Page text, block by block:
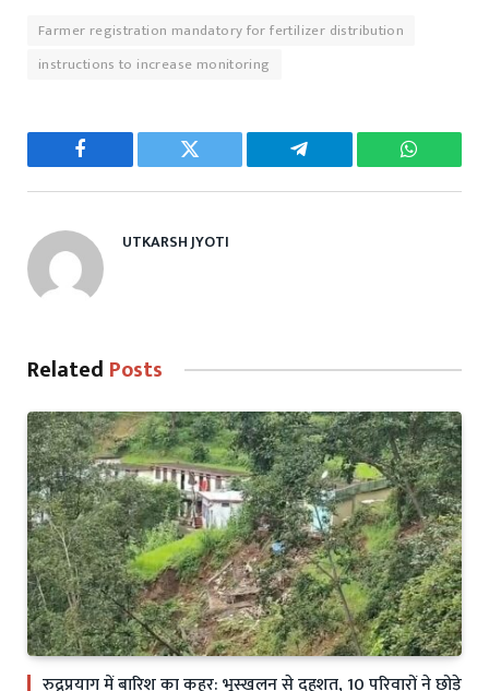
Farmer registration mandatory for fertilizer distribution
instructions to increase monitoring
Facebook Twitter Telegram
UTKARSH JYOTI
Related Posts
रुद्रप्रयाग में बारिश का कहर: भूस्खलन से दहशत, 10 परिवारों ने छोड़े